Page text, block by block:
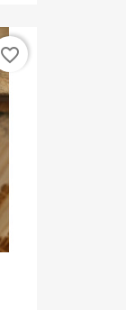
favorite_border